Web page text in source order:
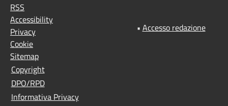
RSS
Accessibility
Privacy
Cookie
Sitemap
Copyright
DPO/RPD
Informativa Privacy
• Accesso redazione